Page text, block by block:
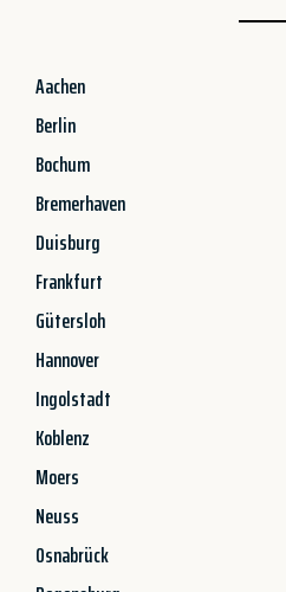
Aachen
Berlin
Bochum
Bremerhaven
Duisburg
Frankfurt
Gütersloh
Hannover
Ingolstadt
Koblenz
Moers
Neuss
Osnabrück